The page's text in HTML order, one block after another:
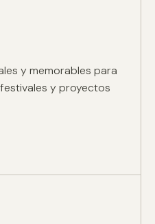
y memorables para
y proyectos